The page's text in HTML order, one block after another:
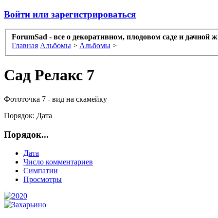
Войти или зарегистрироваться
ForumSad - все о декоративном, плодовом саде и дачной
Главная Альбомы > Альбомы >
Сад Релакс 7
Фототочка 7 - вид на скамейку
Порядок: Дата
Порядок...
Дата
Число комментариев
Симпатии
Просмотры